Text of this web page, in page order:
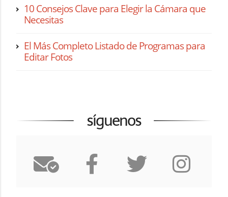
10 Consejos Clave para Elegir la Cámara que
Necesitas
El Más Completo Listado de Programas para
Editar Fotos
síguenos